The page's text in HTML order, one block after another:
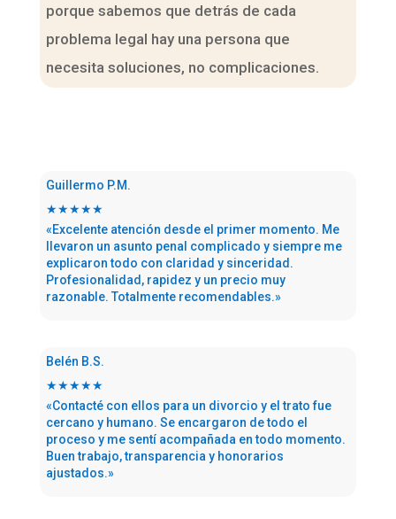
porque sabemos que detrás de cada
problema legal hay una persona que
necesita soluciones, no complicaciones.
Guillermo P.M.
★★★★★
«Excelente atención desde el primer momento. Me
llevaron un asunto penal complicado y siempre me
explicaron todo con claridad y sinceridad.
Profesionalidad, rapidez y un precio muy
razonable. Totalmente recomendables.»
Belén B.S.
★★★★★
«Contacté con ellos para un divorcio y el trato fue
cercano y humano. Se encargaron de todo el
proceso y me sentí acompañada en todo momento.
Buen trabajo, transparencia y honorarios
ajustados.»